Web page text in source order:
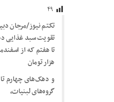
۴۹
تکتم نیوز/مرجان
تقویت سبد غذایی
هزار تومان
گروه‌های لبنیات،